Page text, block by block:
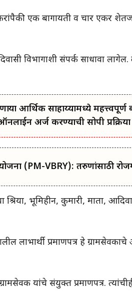
एक बागायती व चार एकर
विभागाशी संपर्क साधावा लागेल.
आर्थिक साहाय्यामध्ये
अर्ज करण्याची सोपी प्रक्रिया
(PM-VBRY): तरुणांसाठी
श्रिया, भूमिहीन, कुमारी, माता,
लाभार्थी प्रमाणपत्र हे
यांचे संयुक्त प्रमाणपत्र.